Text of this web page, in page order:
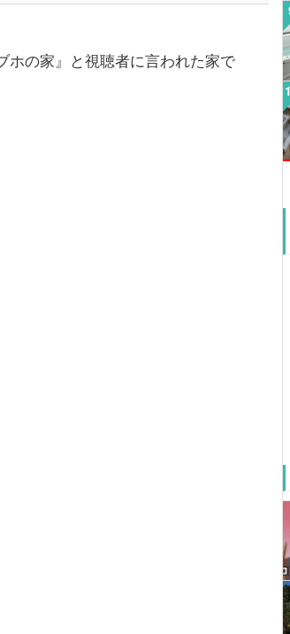
ホの家』と視聴者に言われた家で